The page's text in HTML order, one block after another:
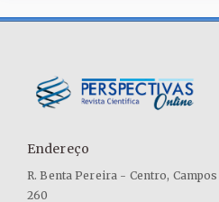
Endereço
R. Benta Pereira - Centro,
260